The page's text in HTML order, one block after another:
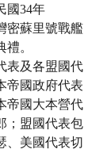
國34年
密蘇里號戰艦
。
表及各盟國代
帝國政府代表
帝國大本營代
；盟國代表包
、美國代表切